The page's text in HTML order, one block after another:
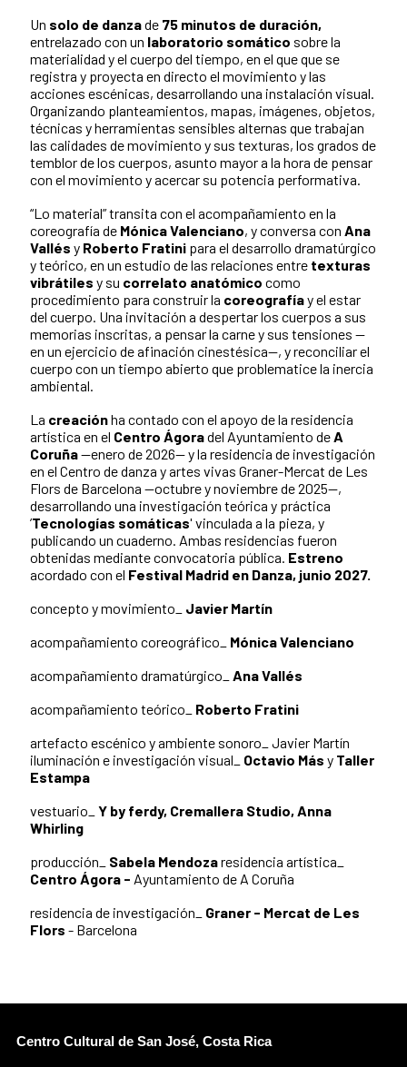
Un solo de danzade 75 minutos de duración,
entrelazado con un laboratorio somático sobre la
materialidad y el cuerpo del tiempo, en el que que se
registra y proyecta en directo el movimiento y las
acciones escénicas, desarrollando una instalación visual.
Organizando planteamientos, mapas, imágenes, objetos,
técnicas y herramientas sensibles alternas que trabajan
las calidades de movimiento y sus texturas, los grados de
temblor de los cuerpos, asunto mayor a la hora de pensar
con el movimiento y acercar su potencia performativa.
“Lo material” transita con el acompañamiento en la
coreografía de Mónica Valenciano, y conversa con Ana
Vallés y Roberto Fratini para el desarrollo dramatúrgico
y teórico, en un estudio de las relaciones entre texturas
vibrátiles y su correlato anatómico como
procedimiento para construir la coreografíay el estar
del cuerpo. Una invitación a despertar los cuerpos a sus
memorias inscritas, a pensar la carne y sus tensiones —
en un ejercicio de afinación cinestésica—, y reconciliar el
cuerpo con un tiempo abierto que problematice la inercia
ambiental.
La creaciónha contado con el apoyo de la residencia
artística en el Centro Ágoradel Ayuntamiento de A
Coruña—enero de 2026— y la residencia de investigación
en el Centro de danza y artes vivas Graner-Mercat de Les
Flors de Barcelona —octubre y noviembre de 2025—,
desarrollando una investigación teórica y práctica
’Tecnologías somáticas' vinculada a la pieza, y
publicando un cuaderno. Ambas residencias fueron
obtenidas mediante convocatoria pública. Estreno
acordado con el Festival Madrid en Danza, junio 2027.
concepto y movimiento_ Javier Martín
acompañamiento coreográfico_ Mónica Valenciano
acompañamiento dramatúrgico_ Ana Vallés
acompañamiento teórico_ Roberto Fratini
artefacto escénico y ambiente sonoro_ Javier Martín
iluminación e investigación visual_ Octavio Más y Taller
Estampa
vestuario_ Y by ferdy, Cremallera Studio, Anna
Whirling
producción_ Sabela Mendozaresidencia artística_
Centro Ágora - Ayuntamiento de A Coruña
residencia de investigación_ Graner - Mercat de Les
Flors - Barcelona
Centro Cultural de San José, Costa Rica